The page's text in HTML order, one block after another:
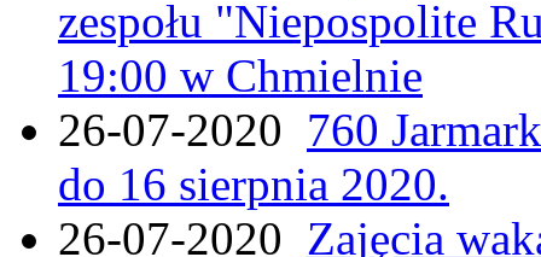
zespołu "Niepospolite
19:00 w Chmielnie
26-07-2020 760
do 16 sierpnia 2020.
26-07-2020 Zajęcia